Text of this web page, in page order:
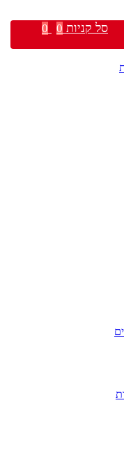
סל קניות 0
0